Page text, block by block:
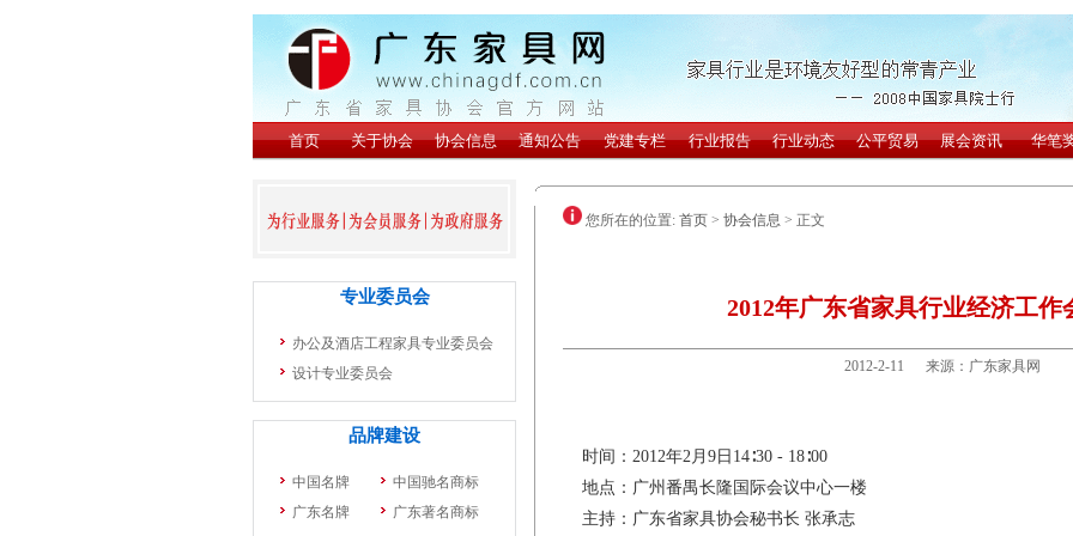
您所在的位置: 首页> 协会信息 > 正文
2012年广东省家具行业经济工作
2012-2-11 来源：广东家具网
时间：2012年2月9日14∶30 - 18∶00
地点：广州番禺长隆国际会议中心一楼
主持：广东省家具协会秘书长 张承志